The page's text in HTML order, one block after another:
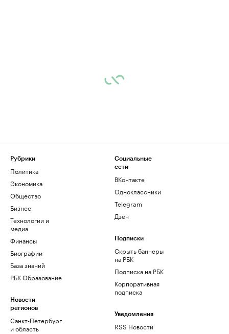
Рубрики
Политика
Экономика
Общество
Бизнес
Технологии и
медиа
Финансы
Биографии
База знаний
РБК Образование
Новости
регионов
Санкт-Петербург
и область
Социальные
сети
ВКонтакте
Одноклассники
Telegram
Дзен
Подписки
Скрыть баннеры
на РБК
Подписка на РБК
Корпоративная
подписка
Уведомления
RSS Новости